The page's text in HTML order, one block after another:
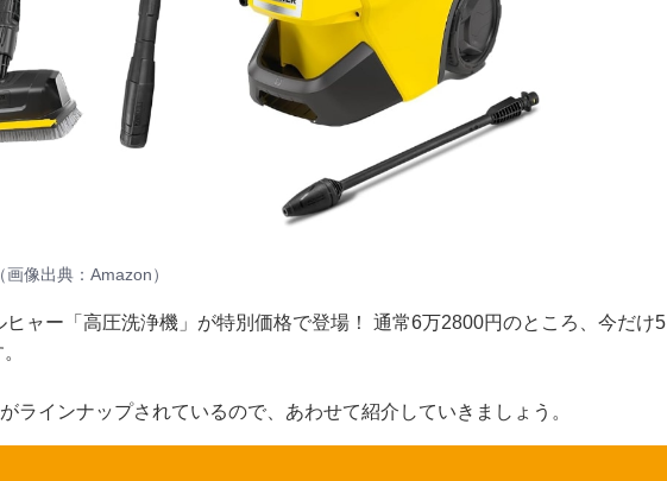
像出典：Amazon）
ャー「高圧洗浄機」が特別価格で登場！ 通常6万2800円のところ、今だけ5
ラインナップされているので、あわせて紹介していきましょう。